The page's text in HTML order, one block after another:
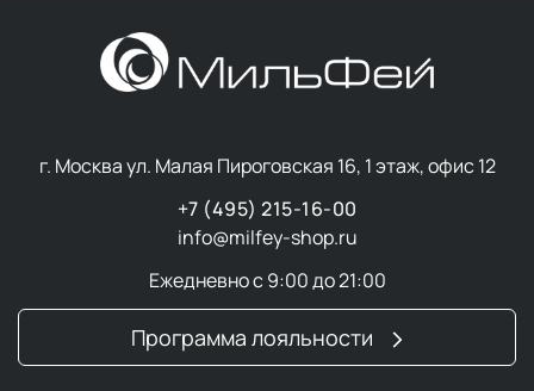
но и глубина погружения в отдых, когда ничто не
мешает полноценному восстановлению.
Суперфуды
— это простые натуральные продукты,
которые служат мощным источником питательных
веществ в концентрированной форме. Эти ягоды,
семена, водоросли, корнеплоды и травы отличаются
исключительно высоким содержанием витаминов,
г. Москва ул. Малая Пироговская 16, 1 этаж, офис 12
+7 (495) 215-16-00
info@milfey-shop.ru
Ежедневно с 9:00 до 21:00
Программа лояльности